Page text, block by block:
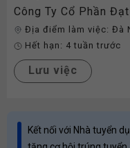
Công Ty Cổ Phần
Địa điểm làm việc: Đà
Hết hạn: 4 tuần trước
Lưu việc
Kết nối với Nhà tuyển